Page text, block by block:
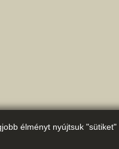
élményt nyújtsuk